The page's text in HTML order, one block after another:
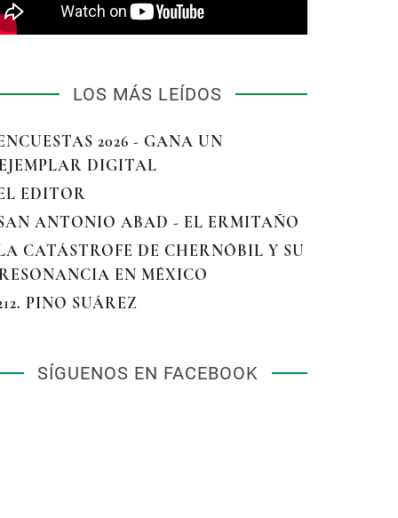
LOS MÁS LEÍDOS
2026 - GANA UN
EJEMPLAR DIGITAL
EDITOR
ANTONIO ABAD - EL ERMITAÑO
CATÁSTROFE DE CHERNÓBIL Y SU
RESONANCIA EN MÉXICO
PINO SUÁREZ
SÍGUENOS EN FACEBOOK